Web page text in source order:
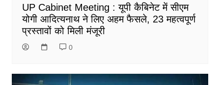
UP Cabinet Meeting : यूपी कैबिनेट में सीएम
योगी आदित्यनाथ ने लिए अहम फैसले, 23 महत्वपूर्ण
प्रस्तावों को मिली मंजूरी
0